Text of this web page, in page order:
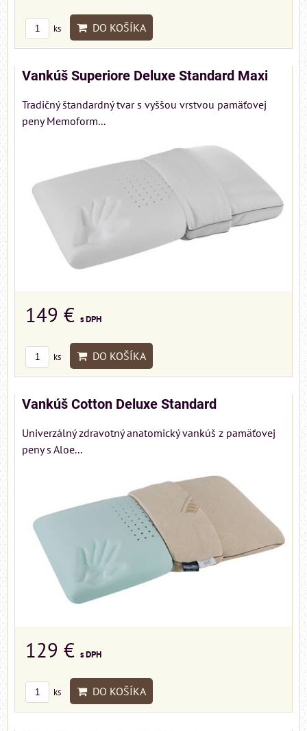
ks DO KOŠÍKA
Vankúš Superiore Deluxe Standard Maxi
Tradičný štandardný tvar s vyššou vrstvou pamäťovej
peny Memoform...
149 € s DPH
ks DO KOŠÍKA
Vankúš Cotton Deluxe Standard
Univerzálný zdravotný anatomický vankúš z pamäťovej
peny s Aloe...
129 € s DPH
ks DO KOŠÍKA